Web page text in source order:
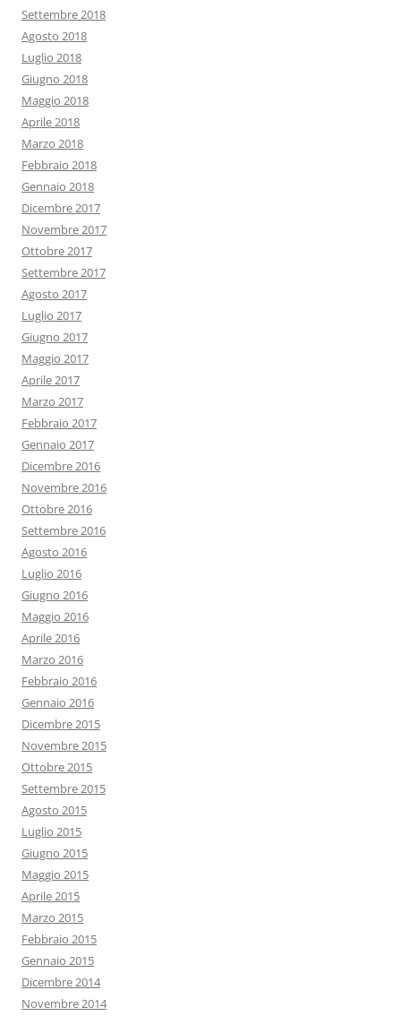
Settembre 2018
Agosto 2018
Luglio 2018
Giugno 2018
Maggio 2018
Aprile 2018
Marzo 2018
Febbraio 2018
Gennaio 2018
Dicembre 2017
Novembre 2017
Ottobre 2017
Settembre 2017
Agosto 2017
Luglio 2017
Giugno 2017
Maggio 2017
Aprile 2017
Marzo 2017
Febbraio 2017
Gennaio 2017
Dicembre 2016
Novembre 2016
Ottobre 2016
Settembre 2016
Agosto 2016
Luglio 2016
Giugno 2016
Maggio 2016
Aprile 2016
Marzo 2016
Febbraio 2016
Gennaio 2016
Dicembre 2015
Novembre 2015
Ottobre 2015
Settembre 2015
Agosto 2015
Luglio 2015
Giugno 2015
Maggio 2015
Aprile 2015
Marzo 2015
Febbraio 2015
Gennaio 2015
Dicembre 2014
Novembre 2014